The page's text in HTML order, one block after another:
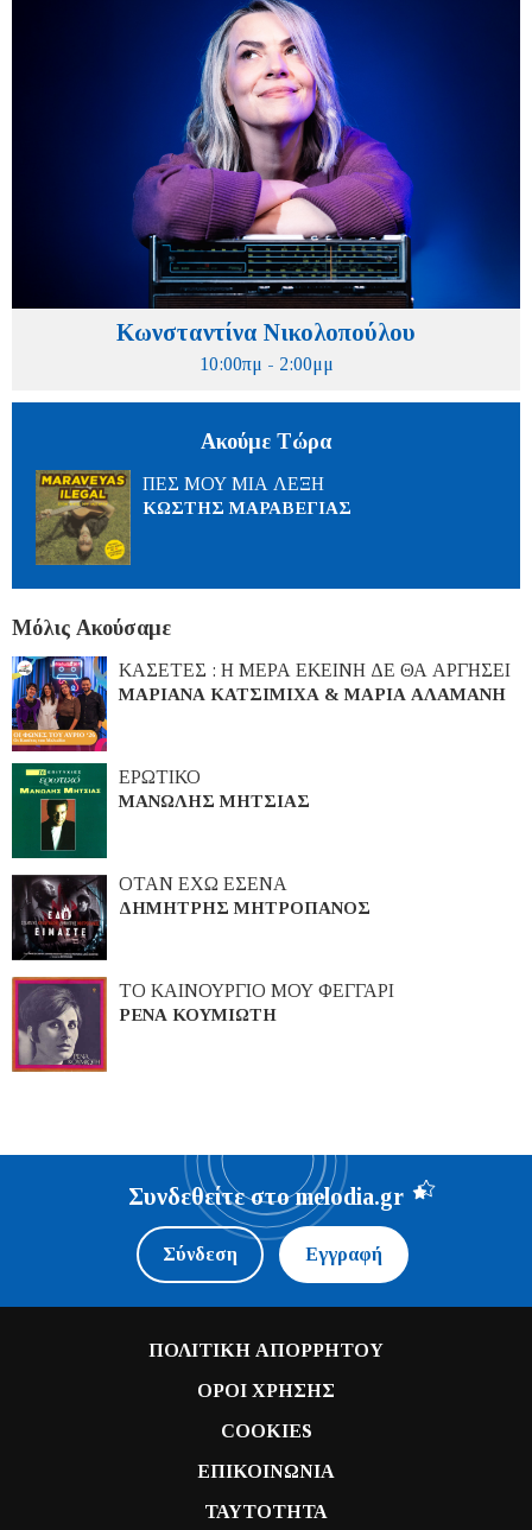
Κωνσταντίνα Νικολοπούλου
10:00πμ - 2:00μμ
Ακούμε Τώρα
ΠΕΣ ΜΟΥ ΜΙΑ ΛΕΞΗ
ΚΩΣΤΗΣ ΜΑΡΑΒΕΓΙΑΣ
Μόλις Ακούσαμε
ΚΑΣΕΤΕΣ : Η ΜΕΡΑ ΕΚΕΙΝΗ ΔΕ ΘΑ ΑΡΓΗΣΕΙ
ΜΑΡΙΑΝΑ ΚΑΤΣΙΜΙΧΑ & ΜΑΡΙΑ ΑΛΑΜΑΝΗ
ΕΡΩΤΙΚΟ
ΜΑΝΩΛΗΣ ΜΗΤΣΙΑΣ
ΟΤΑΝ ΕΧΩ ΕΣΕΝΑ
ΔΗΜΗΤΡΗΣ ΜΗΤΡΟΠΑΝΟΣ
ΤΟ ΚΑΙΝΟΥΡΓΙΟ ΜΟΥ ΦΕΓΓΑΡΙ
ΡΕΝΑ ΚΟΥΜΙΩΤΗ
Συνδεθείτε στο melodia.gr
Σύνδεση Εγγραφή
ΠΟΛΙΤΙΚΗ ΑΠΟΡΡΗΤΟΥ
ΟΡΟΙ ΧΡΗΣΗΣ
COOKIES
ΕΠΙΚΟΙΝΩΝΙΑ
ΤΑΥΤΟΤΗΤΑ